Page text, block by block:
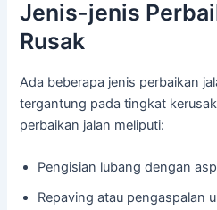
Jenis-jenis
Rusak
Ada beberapa jenis perbaikan
tergantung pada tingkat
perbaikan jalan meliputi:
Pengisian lubang dengan
Repaving atau pengaspalan